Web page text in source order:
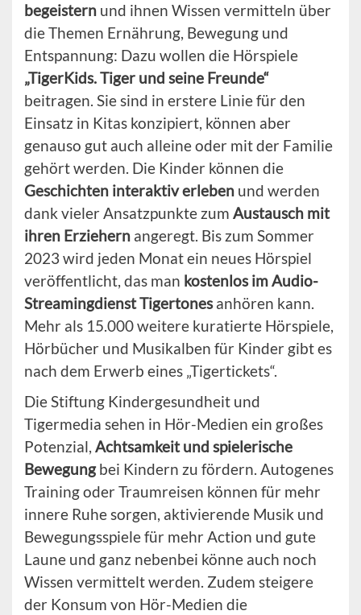
begeistern und ihnen Wissen vermitteln über
die Themen Ernährung, Bewegung und
Entspannung: Dazu wollen die Hörspiele
„TigerKids. Tiger und seine Freunde“
beitragen. Sie sind in erstere Linie für den
Einsatz in Kitas konzipiert, können aber
genauso gut auch alleine oder mit der Familie
gehört werden. Die Kinder können die
Geschichten interaktiv erleben und werden
dank vieler Ansatzpunkte zum Austausch mit
ihren Erziehern angeregt. Bis zum Sommer
2023 wird jeden Monat ein neues Hörspiel
veröffentlicht, das man kostenlos im Audio-
Streamingdienst Tigertonesanhören kann.
Mehr als 15.000 weitere kuratierte Hörspiele,
Hörbücher und Musikalben für Kinder gibt es
nach dem Erwerb eines „Tigertickets“.
Die Stiftung Kindergesundheit und
Tigermedia sehen in Hör-Medien ein großes
Potenzial, Achtsamkeit und spielerische
Bewegungbei Kindern zu fördern. Autogenes
Training oder Traumreisen können für mehr
innere Ruhe sorgen, aktivierende Musik und
Bewegungsspiele für mehr Action und gute
Laune und ganz nebenbei könne auch noch
Wissen vermittelt werden. Zudem steigere
der Konsum von Hör-Medien die